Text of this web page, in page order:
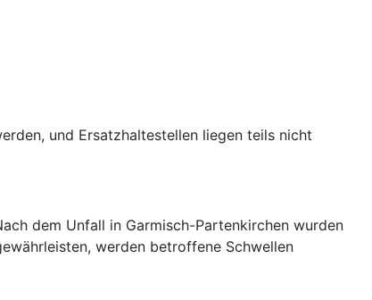
und Ersatzhaltestellen liegen teils nicht
dem Unfall in Garmisch-Partenkirchen wurden
werden betroffene Schwellen